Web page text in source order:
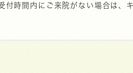
時間内にご来院がない場合は、